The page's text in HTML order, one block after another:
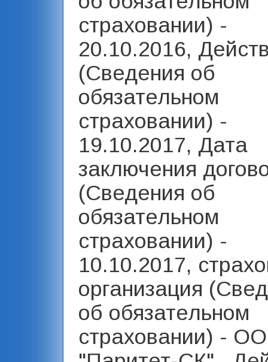
страховании) -
20.10.2016,
(Сведения об
обязательном
страховании) -
19.10.2017, Дата
заключения
(Сведения об
обязательном
страховании) -
10.10.2017,
организация
об обязательном
страховании) -